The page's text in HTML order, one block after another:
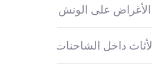
على الونش
داخل الشاحنات